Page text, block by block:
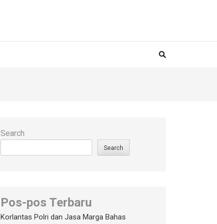
Search
Search
Pos-pos Terbaru
Korlantas Polri dan Jasa Marga Bahas